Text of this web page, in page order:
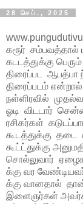
28 செப்., 2025
கரூர்
கடடத்துக்கு
திரைப்பட
திரைப்படம்
நள்ளிரவில்
ஓடி விடடார்
ரசிகர்கள்
கூடத்துக்கு தடை
கூட்ட்துக்கு
சொல்லுவார்
க்கு வர
க்கு வானதால்
இளைஞர்கள்